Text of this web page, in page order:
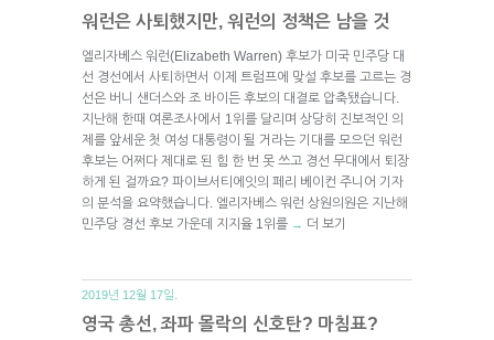
워런은 사퇴했지만, 워런의 정책은 남을 것
엘리자베스 워런(Elizabeth Warren) 후보가 미국 민주당 대
선 경선에서 사퇴하면서 이제 트럼프에 맞설 후보를 고르는 경
선은 버니 샌더스와 조 바이든 후보의 대결로 압축됐습니다.
지난해 한때 여론조사에서 1위를 달리며 상당히 진보적인 의
제를 앞세운 첫 여성 대통령이 될 거라는 기대를 모으던 워런
후보는 어쩌다 제대로 된 힘 한 번 못 쓰고 경선 무대에서 퇴장
하게 된 걸까요? 파이브서티에잇의 페리 베이컨 주니어 기자
의 분석을 요약했습니다. 엘리자베스 워런 상원의원은 지난해
민주당 경선 후보 가운데 지지율 1위를 → 더 보기
2019년 12월 17일.
영국 총선, 좌파 몰락의 신호탄? 마침표?